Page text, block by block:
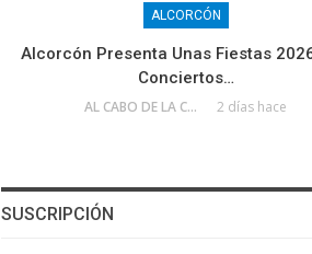
ALCORCÓN
Alcorcón Presenta Unas Fiestas
Conciertos…
AL CABO DE LA CALLE 2 días hace
SUSCRIPCIÓN